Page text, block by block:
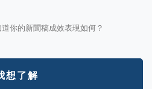
你的新聞稿成效表現如何？
想了解